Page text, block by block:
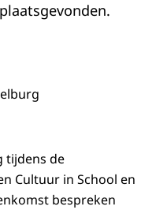
tijdens de
Cultuur in School en
bespreken